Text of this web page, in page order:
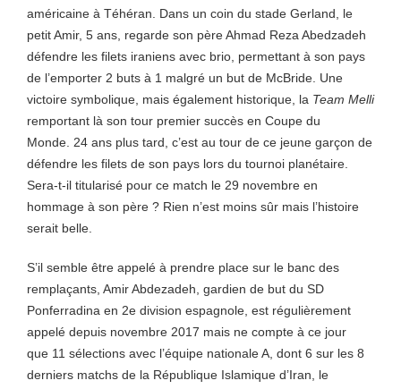
américaine à Téhéran. Dans un coin du stade Gerland, le
petit Amir, 5 ans, regarde son père Ahmad Reza Abedzadeh
défendre les filets iraniens avec brio, permettant à son pays
de l’emporter 2 buts à 1 malgré un but de McBride. Une
victoire symbolique, mais également historique, la Team Melli
remportant là son tour premier succès en Coupe du
Monde. 24 ans plus tard, c’est au tour de ce jeune garçon de
défendre les filets de son pays lors du tournoi planétaire.
Sera-t-il titularisé pour ce match le 29 novembre en
hommage à son père ? Rien n’est moins sûr mais l’histoire
serait belle.
S’il semble être appelé à prendre place sur le banc des
remplaçants, Amir Abdezadeh, gardien de but du SD
Ponferradina en 2e division espagnole, est régulièrement
appelé depuis novembre 2017 mais ne compte à ce jour
que 11 sélections avec l’équipe nationale A, dont 6 sur les 8
derniers matchs de la République Islamique d’Iran, le